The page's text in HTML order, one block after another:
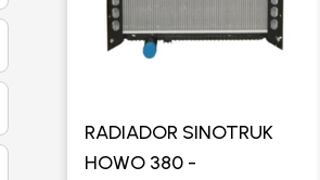
RADIADOR SINOTRUK
HOWO 380 -